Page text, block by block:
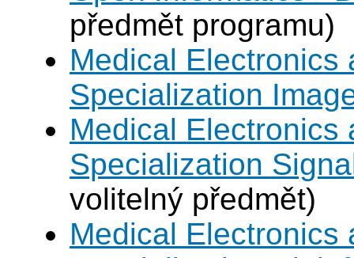
předmět programu)
Medical Electronics
Specialization
Medical Electronics
Specialization
volitelný předmět)
Medical Electronics